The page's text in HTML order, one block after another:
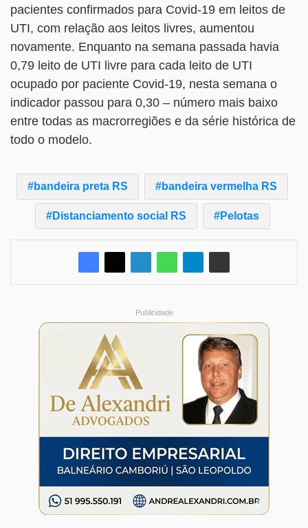
pacientes confirmados para Covid-19 em leitos de
UTI, com relação aos leitos livres, aumentou
novamente. Enquanto na semana passada havia
0,79 leito de UTI livre para cada leito de UTI
ocupado por paciente Covid-19, nesta semana o
indicador passou para 0,30 – número mais baixo
entre todas as macrorregiões e da série histórica de
todo o modelo.
bandeira preta RS bandeira vermelha RS
Distanciamento social RS Pelotas
Publicidade